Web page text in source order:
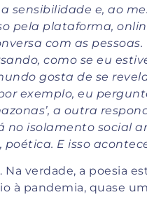
sensibilidade e, ao
pela plataforma,
com as
como se eu
gosta de se
exemplo, eu
a outra
no isolamento social
E isso
Na verdade, a poesia
à pandemia, quase